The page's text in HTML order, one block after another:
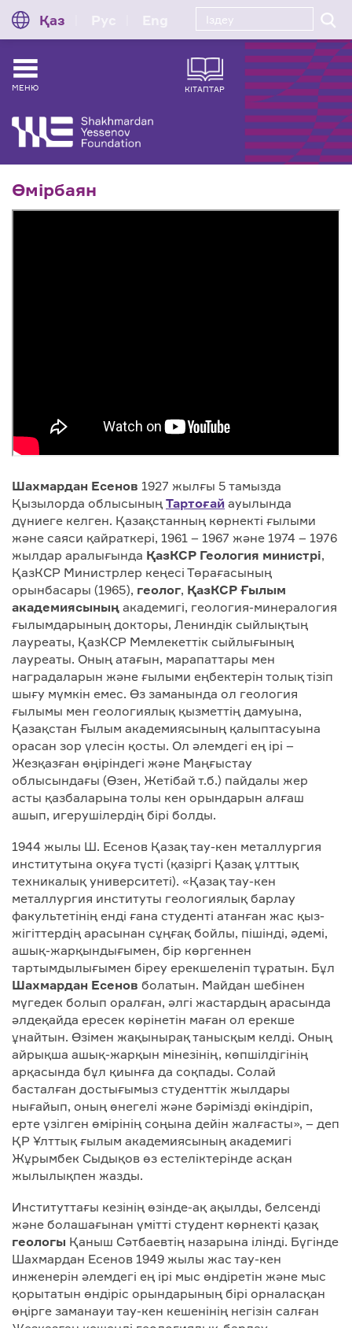
Қаз
МЕНЮ КІТАПТАР
Өмірбаян
Шахмардан Есенов 1927 жылғы 5 тамызда
Қызылорда облысының Тартоғай ауылында
дүниеге келген. Қазақстанның көрнекті ғылыми
және саяси қайраткері, 1961 – 1967 және 1974 – 1976
жылдар аралығында ҚазКСР Геология министрі,
ҚазКСР Министрлер кеңесі Төрағасының
орынбасары (1965), геолог, ҚазКСР Ғылым
академиясының академигі, геология-минералогия
ғылымдарының докторы, Лениндік сыйлықтың
лауреаты, ҚазКСР Мемлекеттік сыйлығының
лауреаты. Оның атағын, марапаттары мен
наградаларын және ғылыми еңбектерін толық тізіп
шығу мүмкін емес. Өз заманында ол геология
ғылымы мен геологиялық қызметтің дамуына,
Қазақстан Ғылым академиясының қалыптасуына
орасан зор үлесін қосты. Ол әлемдегі ең ірі –
Жезқазған өңіріндегі және Маңғыстау
облысындағы (Өзен, Жетібай т.б.) пайдалы жер
асты қазбаларына толы кен орындарын алғаш
ашып, игерушілердің бірі болды.
1944 жылы Ш. Есенов Қазақ тау-кен металлургия
институтына оқуға түсті (қазіргі Қазақ ұлттық
техникалық университеті). «Қазақ тау-кен
металлургия институты геологиялық барлау
факультетінің енді ғана студенті атанған жас қыз-
жігіттердің арасынан сұңғақ бойлы, пішінді, әдемі,
ашық-жарқындығымен, бір көргеннен
тартымдылығымен біреу ерекшеленіп тұратын. Бұл
Шахмардан Есенов болатын. Майдан шебінен
мүгедек болып оралған, әлгі жастардың арасында
әлдеқайда ересек көрінетін маған ол ерекше
ұнайтын. Өзімен жақынырақ танысқым келді. Оның
айрықша ашық-жарқын мінезінің, көпшілдігінің
арқасында бұл қиынға да соқпады. Солай
басталған достығымыз студенттік жылдары
нығайып, оның өнегелі және бәрімізді өкіндіріп,
ерте үзілген өмірінің соңына дейін жалғасты», – деп
ҚР Ұлттық ғылым академиясының академигі
Жұрымбек Сыдықов өз естеліктерінде асқан
жылылықпен жазды.
Институттағы кезінің өзінде-ақ ақылды, белсенді
және болашағынан үмітті студент көрнекті қазақ
геологы Қаныш Сәтбаевтің назарына ілінді. Бүгінде
Шахмардан Есенов 1949 жылы жас тау-кен
инженерін әлемдегі ең ірі мыс өндіретін және мыс
қорытатын өндіріс орындарының бірі орналасқан
өңірге заманауи тау-кен кешенінің негізін салған